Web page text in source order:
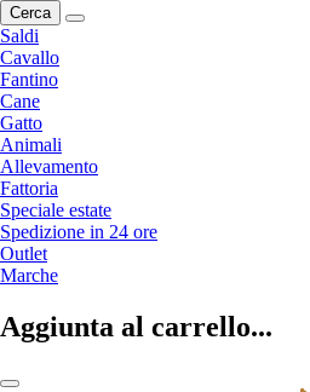
Cerca
Saldi
Cavallo
Fantino
Cane
Gatto
Animali
Allevamento
Fattoria
Speciale estate
Spedizione in 24 ore
Outlet
Marche
Aggiunta al carrello...